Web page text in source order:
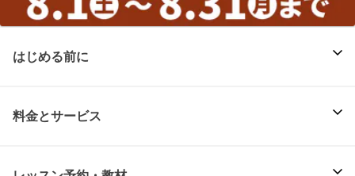
はじめる前に
料金とサービス